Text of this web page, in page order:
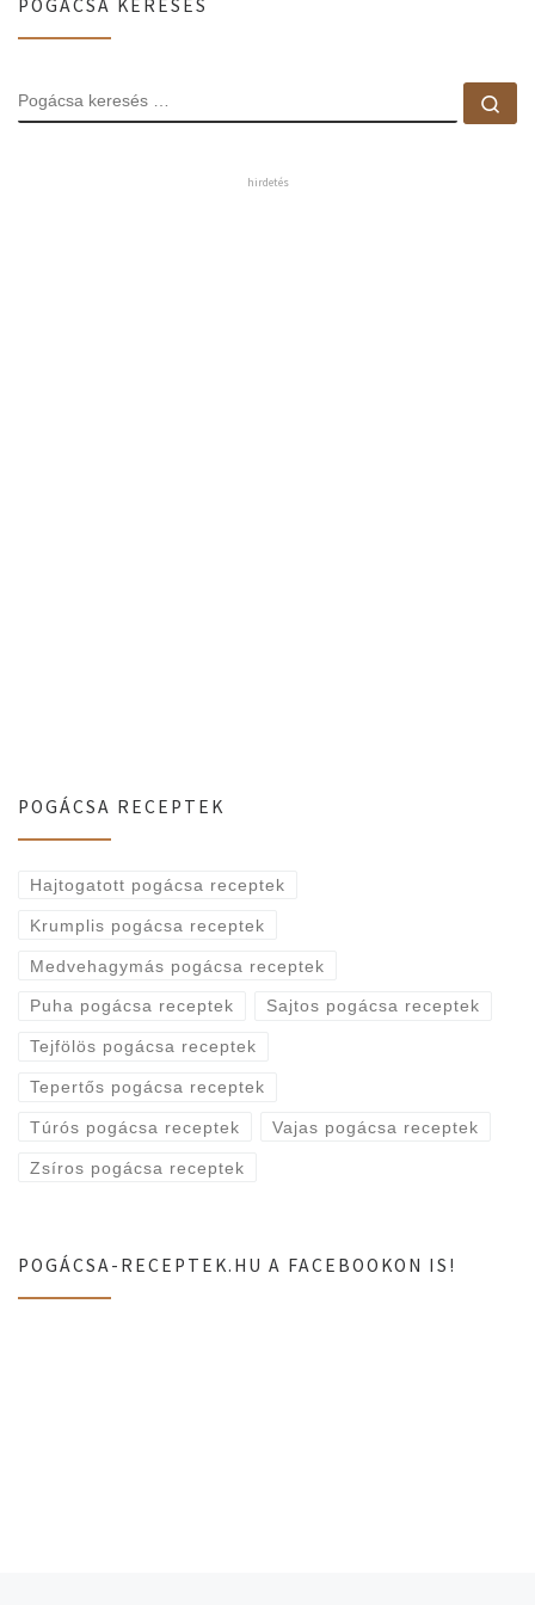
POGÁCSA KERESÉS
POGÁCSA KERESÉS
hirdetés
POGÁCSA RECEPTEK
Hajtogatott pogácsa receptek
Krumplis pogácsa receptek
Medvehagymás pogácsa receptek
Puha pogácsa receptek Sajtos pogácsa receptek
Tejfölös pogácsa receptek
Tepertős pogácsa receptek
Túrós pogácsa receptek Vajas pogácsa receptek
Zsíros pogácsa receptek
POGÁCSA-RECEPTEK.HU A FACEBOOKON IS!